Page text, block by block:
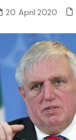
20. April 2020